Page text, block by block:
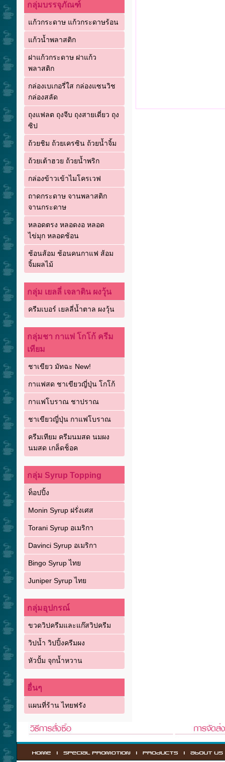
กลุ่มบรรจุภัณฑ์
แก้วกระดาษ แก้วกระดาษร้อน
แก้วน้ำพลาสติก
ฝาแก้วกระดาษ ฝาแก้ว
พลาสติก
กล่องเบเกอรี่ใส กล่องแซนวิช
กล่องสลัด
ถุงแฟลต ถุงจีบ ถุงสายเดี่ยว ถุง
ซิป
ถ้วยชิม ถ้วยเครซิน ถ้วยน้ำจิ้ม
ถ้วยเต้าฮวย ถ้วยน้ำพริก
กล่องข้าวเข้าไมโครเวฟ
ถาดกระดาษ จานพลาสติก
จานกระดาษ
หลอดตรง หลอดงอ หลอด
ไข่มุก หลอดช้อน
ช้อนส้อม ช้อนคนกาแฟ ส้อม
จิ้มผลไม้
กลุ่ม เยลลี่ เจลาติน ผงวุ้น
ครีมเบอร์ เยลลี่น้ำตาล ผงวุ้น
กลุ่มชา กาแฟ โกโก้ ครีม
เทียม
ชาเขียว มัทฉะ New!
กาแฟสด ชาเขียวญี่ปุ่น โกโก้
กาแฟโบราณ ชาปราณ
ชาเขียวญี่ปุ่น กาแฟโบราณ
ครีมเทียม ครีมนมสด นมผง
นมสด เกล็ดช็อค
กลุ่ม Syrup Topping
ท็อปปิ้ง
Monin Syrup ฝรั่งเศส
Torani Syrup อเมริกา
Davinci Syrup อเมริกา
Bingo Syrup ไทย
Juniper Syrup ไทย
กลุ่มอุปกรณ์
ขวดวิปครีมและแก๊สวิปครีม
วิปน้ำ วิปปิ้งครีมผง
หัวปั้ม จุกน้ำหวาน
อื่นๆ
แผนที่ร้าน ไทยฟรัง